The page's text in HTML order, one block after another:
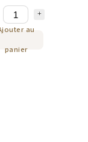
au
panier